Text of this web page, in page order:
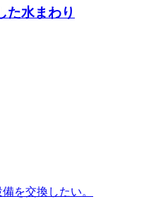
た水まわり
を交換したい。